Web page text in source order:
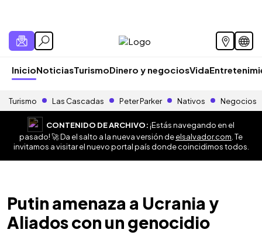
InicioNoticiasTurismoDinero y negociosVida
Turismo Las Cascadas Peter Parker Nativos Negocios
CONTENIDO DE ARCHIVO:¡Estás navegando en el
pasado! 🚀 Da el salto a la nueva versión deelsalvador.com . Te
invitamos a visitar el nuevo portal país donde coincidimos todos.
Putin amenaza a Ucrania y
Aliados con un genocidio